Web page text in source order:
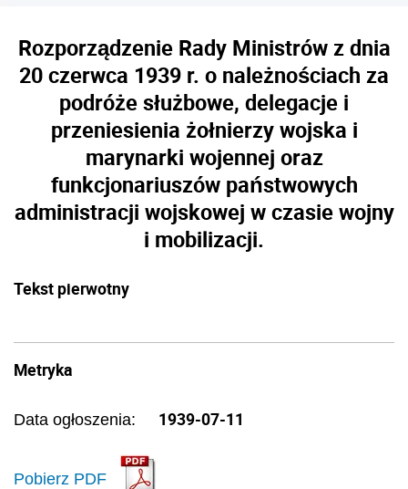
Rozporządzenie Rady Ministrów z dnia
20 czerwca 1939 r. o należnościach za
podróże służbowe, delegacje i
przeniesienia żołnierzy wojska i
marynarki wojennej oraz
funkcjonariuszów państwowych
administracji wojskowej w czasie wojny
i mobilizacji.
Tekst pierwotny
Metryka
Data ogłoszenia: 1939-07-11
Pobierz PDF